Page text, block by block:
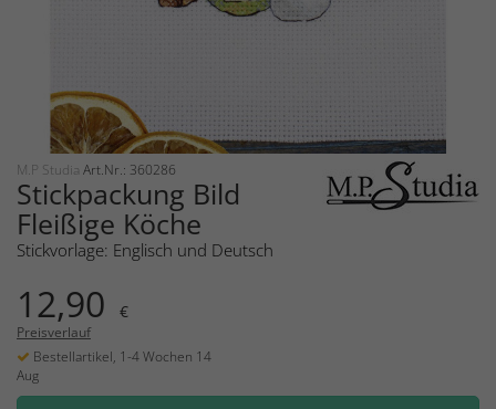
M.P Studia Art.Nr.: 360286
Stickpackung Bild
Fleißige Köche
Stickvorlage: Englisch und Deutsch
12,90 €
Preisverlauf
Bestellartikel, 1-4 Wochen 14
Aug